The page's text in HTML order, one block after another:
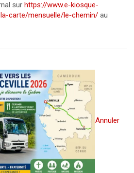
sur https://www.e-kiosque-
carte/mensuelle/le-chemin/ au
Annuler